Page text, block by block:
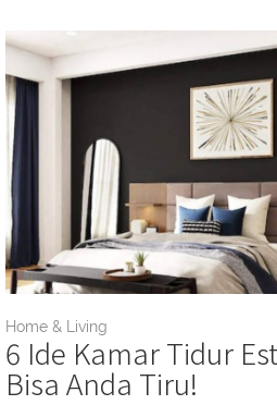
Home & Living
6 Ide Kamar Tidur
Bisa Anda Tiru!